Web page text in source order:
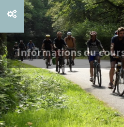
Informations du